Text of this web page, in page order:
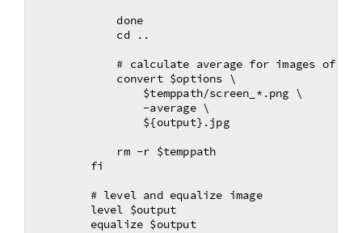
            done
            cd ..
# calculate average for images of
            convert $options \
                $temppath/screen_*.png \
                -average \
                ${output}.jpg
            rm -r $temppath
        fi
        # level and equalize image
        level $output
        equalize $output